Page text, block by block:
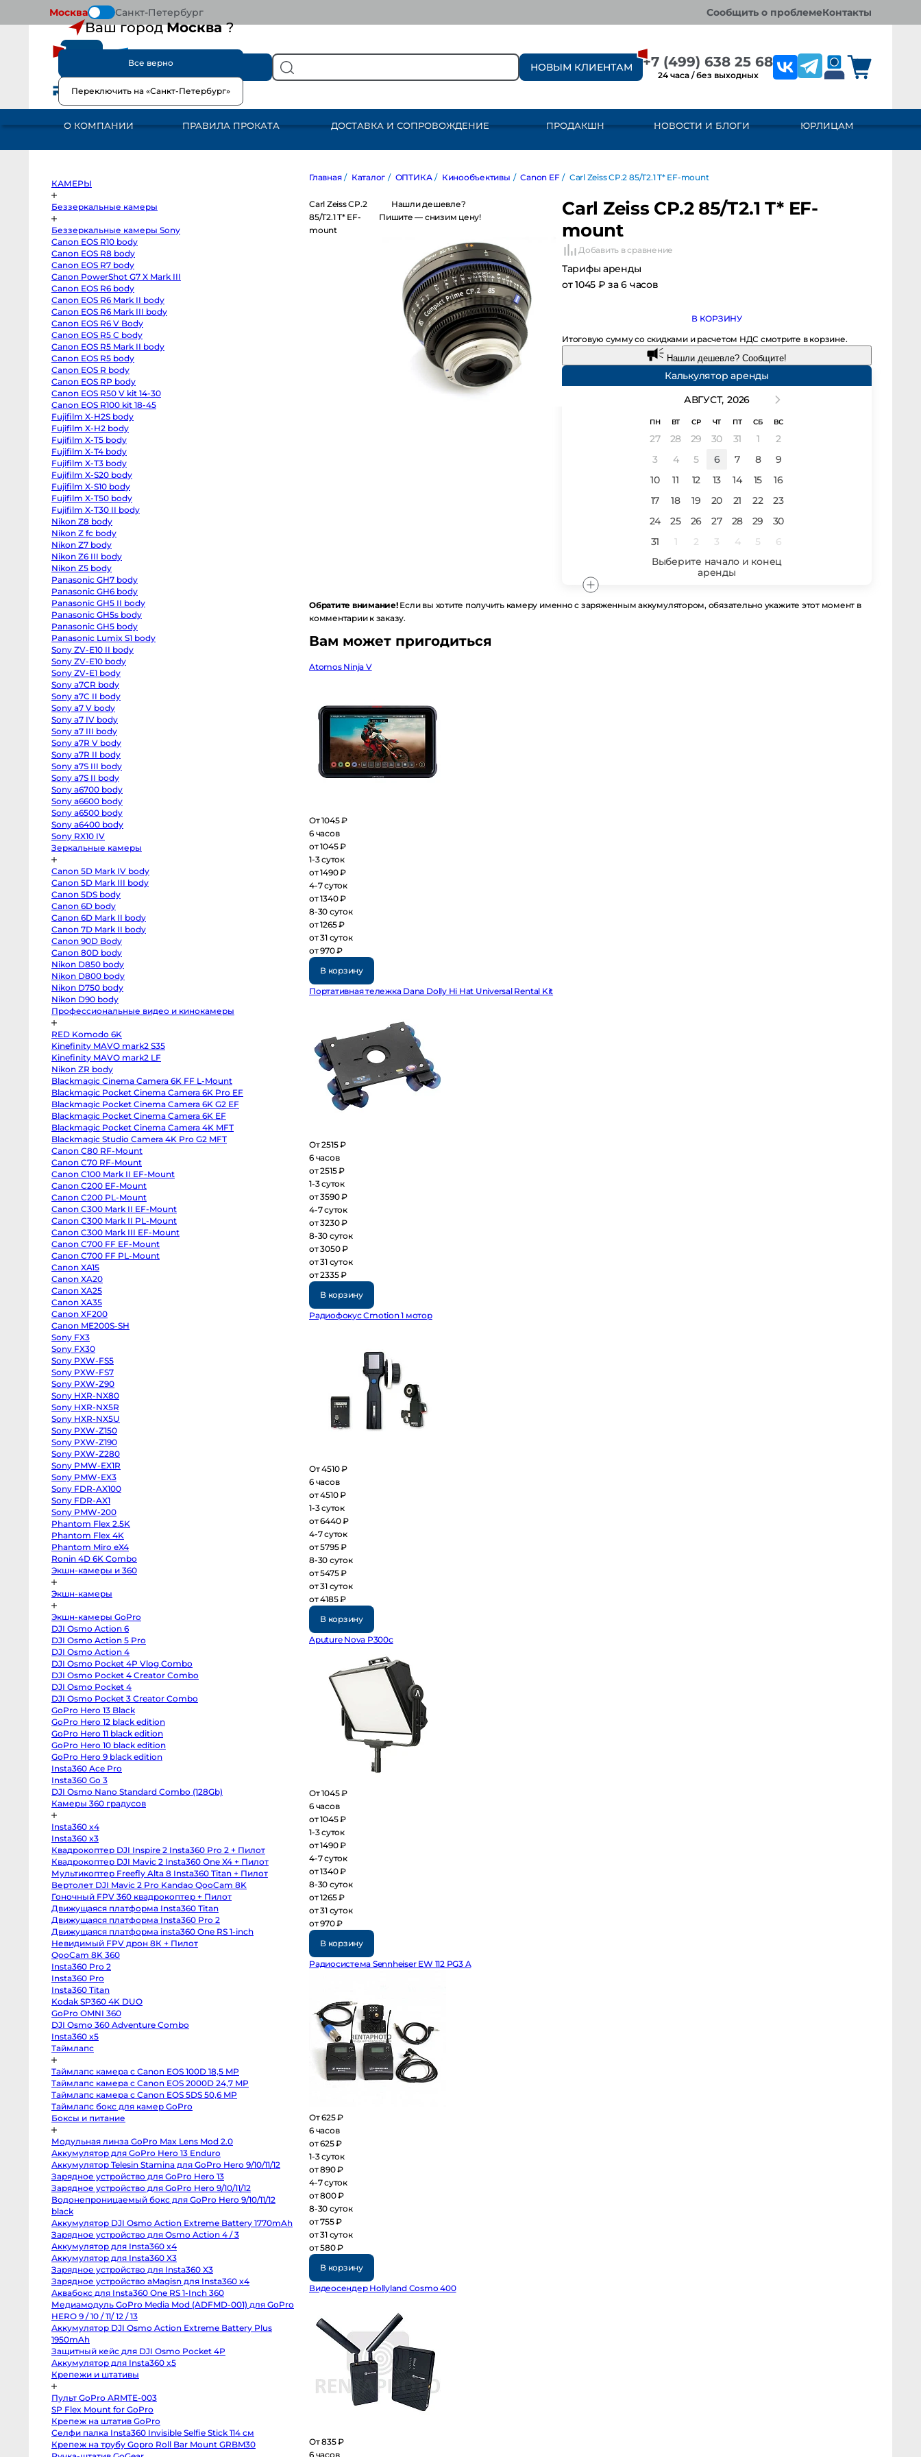
Москва Санкт-Петербург
Ваш городМосква?
Все верно
Переключить на «Санкт-Петербург»
сообщить о проблеме контакты
КАМЕРЫ
Беззеркальные
Беззеркальные
Sony
R8
body
EOS
G7
X
III
Canon
EOS
EOS
R6
EOS
R6
Mark
Canon
EOS
X-
X-
T30
II
Nikon
Z8
body
Nikon
Z
fc
body
Nikon
Z7
Z6
III
body
Panasonic
GH7
body
Panasonic
GH6
body
V
body
Sony
II
body
a7S
III
body
Sony
a7S
II
body
Sony
a6400
body
Sony
RX10
IV
Зеркальные
камеры
Canon
5D
Mark
IV
body
Canon
Mark
II
body
Canon
7D
Mark
Canon
90D
Body
Canon
80D
body
Nikon
D850
body
D800
body
Nikon
D750
body
Nikon
D90
body
Профессиональные
видео
и
кинокамеры
RED
Kinefinity
MAVO
mark2
MAVO
mark2
LF
Nikon
ZR
body
Blackmagic
Cinema
НОВЫМ КЛИЕНТАМ +7 (499) 638 25 68
24 часа / без выходных
О КОМПАНИИ ПРАВИЛА ПРОКАТА ДОСТАВКА И СОПРОВОЖДЕНИЕ ПРОДАКШН НОВОСТИ И БЛОГИ ЮРЛИЦАМ
КАМЕРЫ
Беззеркальные камеры
Беззеркальные камеры Sony
Canon EOS R10 body
Canon EOS R8 body
Canon EOS R7 body
Canon PowerShot G7 X Mark III
Canon EOS R6 body
Canon EOS R6 Mark II body
Canon EOS R6 Mark III body
Canon EOS R6 V Body
Canon EOS R5 C body
Canon EOS R5 Mark II body
Canon EOS R5 body
Canon EOS R body
Canon EOS RP body
Canon EOS R50 V kit 14-30
Canon EOS R100 kit 18-45
Fujifilm X-H2S body
Fujifilm X-H2 body
Fujifilm X-T5 body
Fujifilm X-T4 body
Fujifilm X-T3 body
Fujifilm X-S20 body
Fujifilm X-S10 body
Fujifilm X-T50 body
Fujifilm X-T30 II body
Nikon Z8 body
Nikon Z fc body
Nikon Z7 body
Nikon Z6 III body
Nikon Z5 body
Panasonic GH7 body
Panasonic GH6 body
Panasonic GH5 II body
Panasonic GH5s body
Panasonic GH5 body
Panasonic Lumix S1 body
Sony ZV-E10 II body
Sony ZV-E10 body
Sony ZV-E1 body
Sony a7CR body
Sony a7C II body
Sony a7 V body
Sony a7 IV body
Sony a7 III body
Sony a7R V body
Sony a7R II body
Sony a7S III body
Sony a7S II body
Sony a6700 body
Sony a6600 body
Sony a6500 body
Sony a6400 body
Sony RX10 IV
Зеркальные камеры
Canon 5D Mark IV body
Canon 5D Mark III body
Canon 5DS body
Canon 6D body
Canon 6D Mark II body
Canon 7D Mark II body
Canon 90D Body
Canon 80D body
Nikon D850 body
Nikon D800 body
Nikon D750 body
Nikon D90 body
Профессиональные видео и кинокамеры
RED Komodo 6K
Kinefinity MAVO mark2 S35
Kinefinity MAVO mark2 LF
Nikon ZR body
Blackmagic Cinema Camera 6K FF L-Mount
Blackmagic Pocket Cinema Camera 6K Pro EF
Blackmagic Pocket Cinema Camera 6K G2 EF
Blackmagic Pocket Cinema Camera 6K EF
Blackmagic Pocket Cinema Camera 4K MFT
Blackmagic Studio Camera 4K Pro G2 MFT
Canon C80 RF-Mount
Canon C70 RF-Mount
Canon C100 Mark II EF-Mount
Canon C200 EF-Mount
Canon C200 PL-Mount
Canon C300 Mark II EF-Mount
Canon C300 Mark II PL-Mount
Canon C300 Mark III EF-Mount
Canon C700 FF EF-Mount
Canon C700 FF PL-Mount
Canon XA15
Canon XA20
Canon XA25
Canon XA35
Canon XF200
Canon ME200S-SH
Sony FX3
Sony FX30
Sony PXW-FS5
Sony PXW-FS7
Sony PXW-Z90
Sony HXR-NX80
Sony HXR-NX5R
Sony HXR-NX5U
Sony PXW-Z150
Sony PXW-Z190
Sony PXW-Z280
Sony PMW-EX1R
Sony PMW-EX3
Sony FDR-AX100
Sony FDR-AX1
Sony PMW-200
Phantom Flex 2.5K
Phantom Flex 4K
Phantom Miro eX4
Ronin 4D 6K Combo
Экшн-камеры и 360
Экшн-камеры
Экшн-камеры GoPro
DJI Osmo Action 6
DJI Osmo Action 5 Pro
DJI Osmo Action 4
DJI Osmo Pocket 4P Vlog Combo
DJI Osmo Pocket 4 Creator Combo
DJI Osmo Pocket 4
DJI Osmo Pocket 3 Creator Combo
GoPro Hero 13 Black
GoPro Hero 12 black edition
GoPro Hero 11 black edition
GoPro Hero 10 black edition
GoPro Hero 9 black edition
Insta360 Ace Pro
Insta360 Go 3
DJI Osmo Nano Standard Combo (128Gb)
Камеры 360 градусов
Insta360 x4
Insta360 x3
Квадрокоптер DJI Inspire 2 Insta360 Pro 2 + Пилот
Квадрокоптер DJI Mavic 2 Insta360 One X4 + Пилот
Мультикоптер Freefly Alta 8 Insta360 Titan + Пилот
Вертолет DJI Mavic 2 Pro Kandao QooCam 8K
Гоночный FPV 360 квадрокоптер + Пилот
Движущаяся платформа Insta360 Titan
Движущаяся платформа Insta360 Pro 2
Движущаяся платформа insta360 One RS 1-inch
Невидимый FPV дрон 8К + Пилот
QooCam 8K 360
Insta360 Pro 2
Insta360 Pro
Insta360 Titan
Kodak SP360 4K DUO
GoPro OMNI 360
DJI Osmo 360 Adventure Combo
Insta360 x5
Таймлапс
Таймлапс камера с Canon EOS 100D 18,5 MP
Таймлапс камера с Canon EOS 2000D 24,7 MP
Таймлапс камера с Canon EOS 5DS 50,6 MP
Таймлапс бокс для камер GoPro
Боксы и питание
Модульная линза GoPro Max Lens Mod 2.0
Аккумулятор для GoPro Hero 13 Enduro
Аккумулятор Telesin Stamina для GoPro Hero 9/10/11/12
Зарядное устройство для GoPro Hero 13
Зарядное устройство для GoPro Hero 9/10/11/12
Водонепроницаемый бокс для GoPro Hero 9/10/11/12
black
Аккумулятор DJI Osmo Action Extreme Battery
1770mAh
Зарядное устройство для Osmo Action 4 / 3
Аккумулятор для Insta360 x4
Аккумулятор для Insta360 X3
Зарядное устройство для Insta360 X3
Зарядное устройство aMagisn для Insta360 x4
Аквабокс для Insta360 One RS 1-Inch 360
Медиамодуль GoPro Media Mod (ADFMD-001) для
GoPro HERO 9 / 10 / 11/ 12 / 13
Аккумулятор DJI Osmo Action Extreme Battery Plus
1950mAh
Защитный кейс для DJI Osmo Pocket 4P
Аккумулятор для Insta360 x5
Крепежи и штативы
Пульт GoPro ARMTE-003
SP Flex Mount for GoPro
Крепеж на штатив GoPro
Селфи палка Insta360 Invisible Selfie Stick 114 см
Главная / Каталог / ОПТИКА / Кинообъективы / Canon EF / Carl Zeiss CP.2 85/T2.1 T* EF-mount
Carl Zeiss CP.2
85/T2.1 T* EF-mount
Нашли дешевле?
Пишите — снизим цену!
Carl Zeiss CP.2 85/T2.1 T* EF-
mount
Добавить в сравнение
Тарифы аренды
от 1045 ₽ за 6 часов
В КОРЗИНУ
Итоговую сумму со скидками и расчетом НДС смотрите в корзине.
Нашли дешевле? Сообщите!
Калькулятор аренды
АВГУСТ, 2026
ПН ВТ СР ЧТ ПТ СБ ВС
27 28 29 30 31 1
2
3
4 5 6 7 8
9
10
11 12 13 14 15
16
17
18 19 20 21 22
23
24
25 26 27 28 29
30
31
1 2 3 4 5 6
Обратите внимание!Если вы хотите получить камеру именно с заряженным аккумулятором, обязательно укажите этот момент в
комментарии к заказу.
Вам может пригодиться
Atomos Ninja V
От 1045 ₽
6 часов
от 1045 ₽
1-3 суток
от 1490 ₽
4-7 суток
от 1340 ₽
8-30 суток
от 1265 ₽
от 31 суток
от 970 ₽
В корзину
Портативная тележка Dana Dolly Hi Hat Universal Rental Kit
От 2515 ₽
6 часов
от 2515 ₽
1-3 суток
от 3590 ₽
4-7 суток
от 3230 ₽
8-30 суток
от 3050 ₽
от 31 суток
от 2335 ₽
В корзину
Радиофокус Cmotion 1 мотор
От 4510 ₽
6 часов
от 4510 ₽
1-3 суток
от 6440 ₽
4-7 суток
от 5795 ₽
8-30 суток
от 5475 ₽
от 31 суток
от 4185 ₽
В корзину
Aputure Nova P300c
От 1045 ₽
6 часов
от 1045 ₽
1-3 суток
от 1490 ₽
4-7 суток
от 1340 ₽
8-30 суток
от 1265 ₽
от 31 суток
от 970 ₽
В корзину
Радиосистема Sennheiser EW 112 PG3 A
От 625 ₽
6 часов
от 625 ₽
1-3 суток
от 890 ₽
4-7 суток
от 800 ₽
8-30 суток
от 755 ₽
от 31 суток
от 580 ₽
В корзину
Видеосендер Hollyland Cosmo 400
От 835 ₽
6 часов